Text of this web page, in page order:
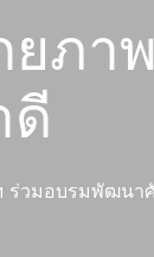
ภา
ดี
ร่วมอบรมพัฒน